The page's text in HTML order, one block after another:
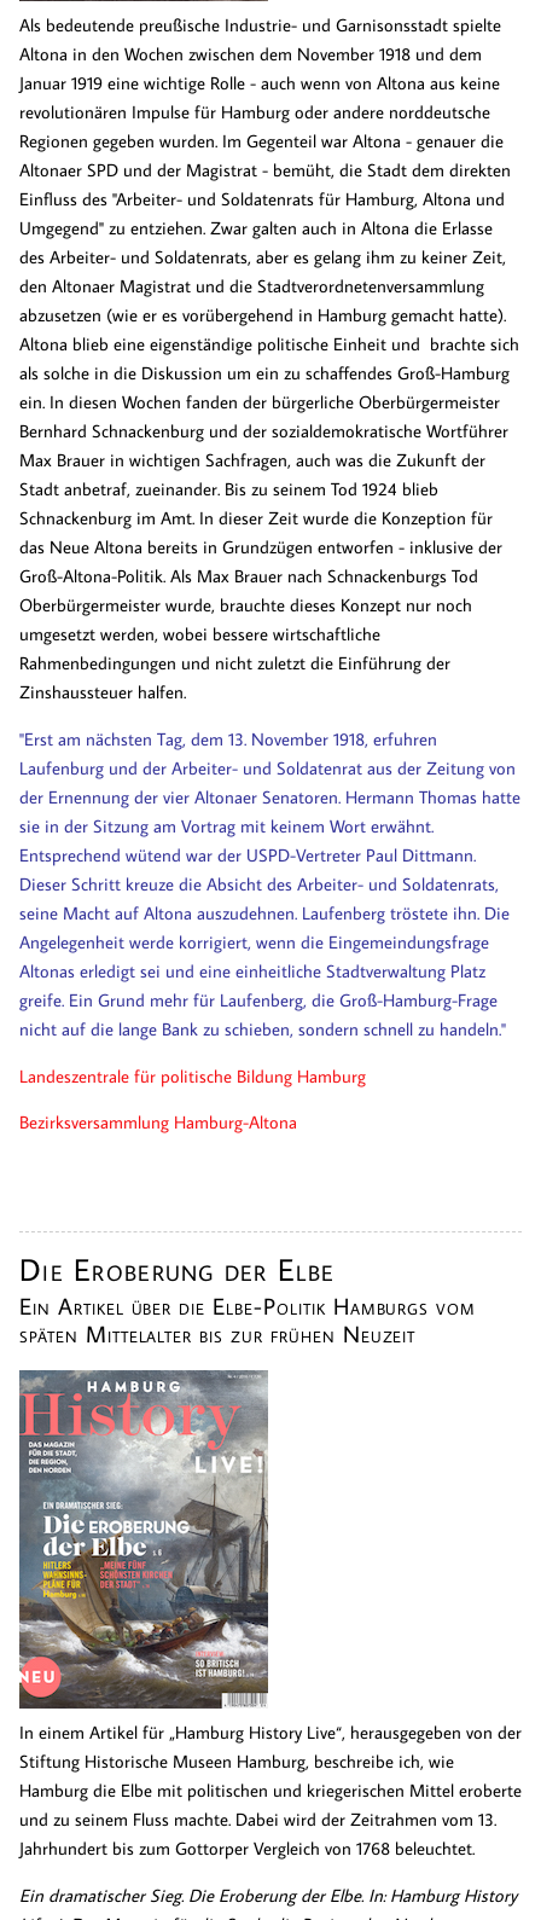
Als bedeutende preußische Industrie- und Garnisonsstadt spielte
Altona in den Wochen zwischen dem November 1918 und dem
Januar 1919 eine wichtige Rolle - auch wenn von Altona aus keine
revolutionären Impulse für Hamburg oder andere norddeutsche
Regionen gegeben wurden. Im Gegenteil war Altona - genauer die
Altonaer SPD und der Magistrat - bemüht, die Stadt dem direkten
Einfluss des "Arbeiter- und Soldatenrats für Hamburg, Altona und
Umgegend" zu entziehen. Zwar galten auch in Altona die Erlasse
des Arbeiter- und Soldatenrats, aber es gelang ihm zu keiner Zeit,
den Altonaer Magistrat und die Stadtverordnetenversammlung
abzusetzen (wie er es vorübergehend in Hamburg gemacht hatte).
Altona blieb eine eigenständige politische Einheit und brachte sich
als solche in die Diskussion um ein zu schaffendes Groß-Hamburg
ein. In diesen Wochen fanden der bürgerliche Oberbürgermeister
Bernhard Schnackenburg und der sozialdemokratische Wortführer
Max Brauer in wichtigen Sachfragen, auch was die Zukunft der
Stadt anbetraf, zueinander. Bis zu seinem Tod 1924 blieb
Schnackenburg im Amt. In dieser Zeit wurde die Konzeption für
das Neue Altona bereits in Grundzügen entworfen - inklusive der
Groß-Altona-Politik. Als Max Brauer nach Schnackenburgs Tod
Oberbürgermeister wurde, brauchte dieses Konzept nur noch
umgesetzt werden, wobei bessere wirtschaftliche
Rahmenbedingungen und nicht zuletzt die Einführung der
Zinshaussteuer halfen.
"Erst am nächsten Tag, dem 13. November 1918, erfuhren
Laufenburg und der Arbeiter- und Soldatenrat aus der Zeitung von
der Ernennung der vier Altonaer Senatoren. Hermann Thomas hatte
sie in der Sitzung am Vortrag mit keinem Wort erwähnt.
Entsprechend wütend war der USPD-Vertreter Paul Dittmann.
Dieser Schritt kreuze die Absicht des Arbeiter- und Soldatenrats,
seine Macht auf Altona auszudehnen. Laufenberg tröstete ihn. Die
Angelegenheit werde korrigiert, wenn die Eingemeindungsfrage
Altonas erledigt sei und eine einheitliche Stadtverwaltung Platz
greife. Ein Grund mehr für Laufenberg, die Groß-Hamburg-Frage
nicht auf die lange Bank zu schieben, sondern schnell zu handeln."
Landeszentrale für politische Bildung Hamburg
Bezirksversammlung Hamburg-Altona
Die Eroberung der Elbe
Ein Artikel über die Elbe-Politik Hamburgs vom
späten Mittelalter bis zur frühen Neuzeit
In einem Artikel für „Hamburg History Live“, herausgegeben von der
Stiftung Historische Museen Hamburg, beschreibe ich, wie
Hamburg die Elbe mit politischen und kriegerischen Mittel eroberte
und zu seinem Fluss machte. Dabei wird der Zeitrahmen vom 13.
Jahrhundert bis zum Gottorper Vergleich von 1768 beleuchtet.
Ein dramatischer Sieg. Die Eroberung der Elbe. In: Hamburg History